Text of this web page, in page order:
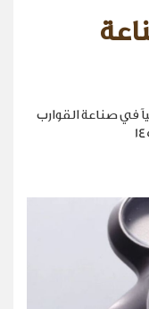
في صناعة القوارب